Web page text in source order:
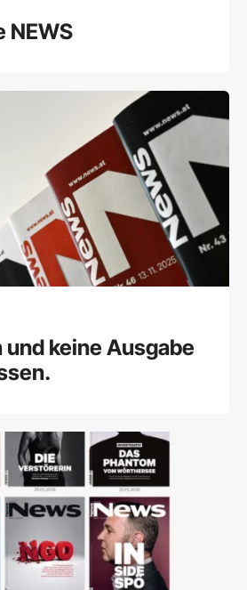
NEWS
keine Ausgabe